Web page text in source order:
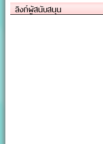
ลิงก์ผู้สนับสนุน